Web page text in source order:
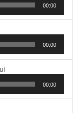
00:00
00:00
Audio
00:00